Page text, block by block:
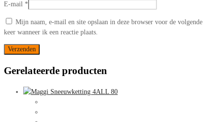
E-mail *
Mijn naam, e-mail en site opslaan in deze browser voor de volgende
keer wanneer ik een reactie plaats.
Gerelateerde producten